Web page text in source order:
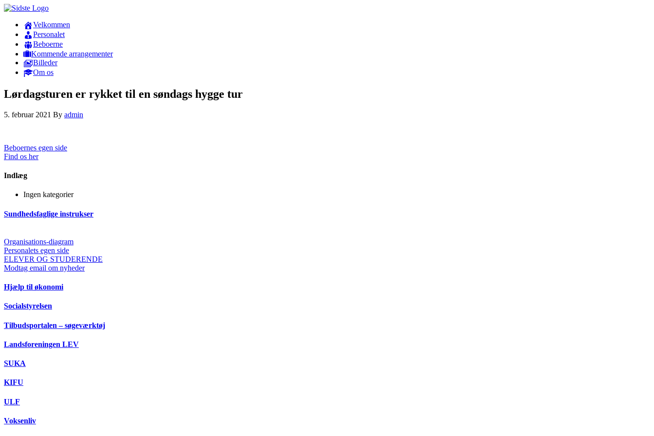
Velkommen
Personalet
Beboerne
Kommende arrangementer
Billeder
Om os
Lørdagsturen er rykket til en søndags hygge tur
5. februar 2021 By admin
Beboernes egen side
Find os her
Indlæg
Ingen kategorier
Sundhedsfaglige instrukser
Organisations-diagram
Personalets egen side
ELEVER OG STUDERENDE
Modtag email om nyheder
Hjælp til økonomi
Socialstyrelsen
Tilbudsportalen – søgeværktøj
Landsforeningen LEV
SUKA
KIFU
ULF
Voksenliv